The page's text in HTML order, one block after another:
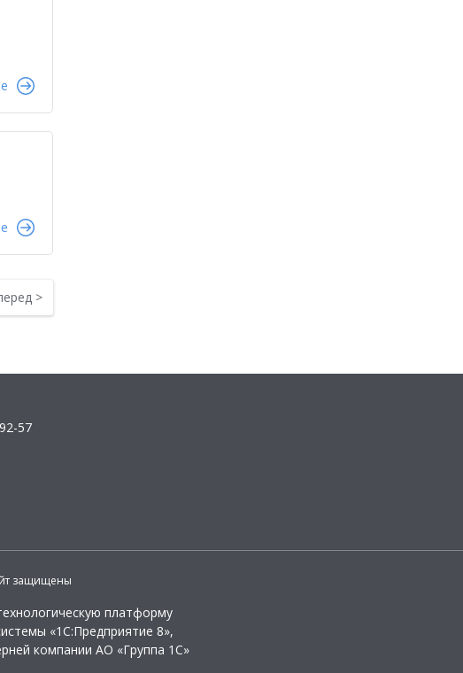
>
57
защищены
платформу
«1С:Предприятие 8»,
компании АО «Группа 1С»